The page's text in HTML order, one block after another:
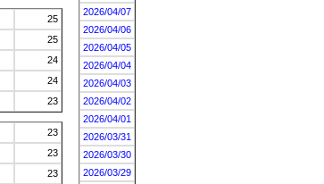
25
25
24
24
23
23
23
23
2026/04/07
2026/04/06
2026/04/05
2026/04/04
2026/04/03
2026/04/02
2026/04/01
2026/03/31
2026/03/30
2026/03/29